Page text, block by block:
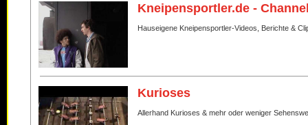
Kneipensportler.de -
Hauseigene Kneipensportler-Videos, Berichte &
Kurioses
Allerhand Kurioses & mehr oder weniger